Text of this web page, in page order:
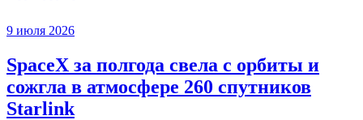
9 июля 2026
SpaceX за полгода свела с орбиты и
сожгла в атмосфере 260 спутников
Starlink